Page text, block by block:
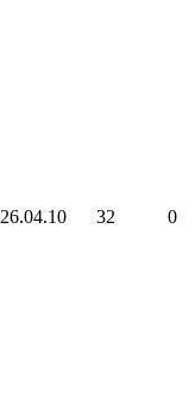
26.04.10 32 0